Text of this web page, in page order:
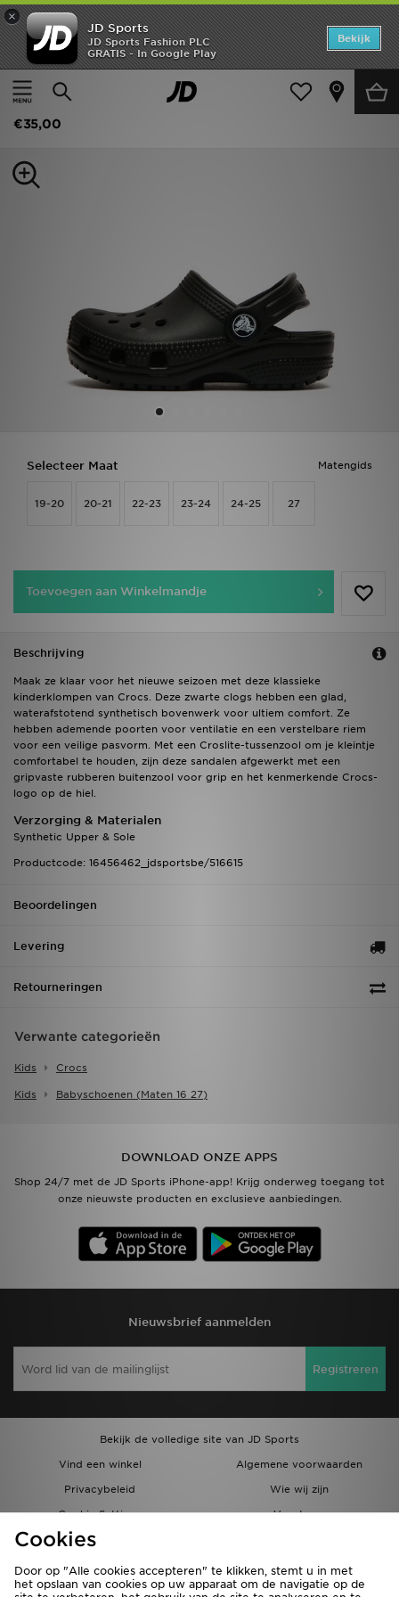
×
JD Sports
JD Sports Fashion PLC
GRATIS - In Google Play
Bekijk
Thuis
Kids Babyschoenen (Maten 16-27)
Crocs Classic Clog Baby
€35,00
Matengids
Selecteer Maat
19-20 20-21 22-23 23-24 24-25 27
Toevoegen aan Winkelmandje
Beschrijving
Maak ze klaar voor het nieuwe seizoen met deze klassieke
kinderklompen van Crocs. Deze zwarte clogs hebben een glad,
waterafstotend synthetisch bovenwerk voor ultiem comfort. Ze
hebben ademende poorten voor ventilatie en een verstelbare riem
voor een veilige pasvorm. Met een Croslite-tussenzool om je kleintje
comfortabel te houden, zijn deze sandalen afgewerkt met een
gripvaste rubberen buitenzool voor grip en het kenmerkende Crocs-
logo op de hiel.
Verzorging & Materialen
Synthetic Upper & Sole
Productcode: 16456462_jdsportsbe/516615
Beoordelingen
Levering
Retourneringen
Verwante categorieën
Kids Crocs
Kids Babyschoenen (maten 16 27)
DOWNLOAD ONZE APPS
Shop 24/7 met de JD Sports iPhone-app! Krijg onderweg toegang tot
onze nieuwste producten en exclusieve aanbiedingen.
Nieuwsbrief aanmelden
Registreren
Bekijk de volledige site van JD Sports
Vind een winkel
Algemene voorwaarden
Privacybeleid
Wie wij zijn
Cookie Settings
Vacatures
Bestellingen en Levering
Home
Offers
Dames
Cookies
Door op "Alle cookies accepteren" te klikken, stemt u in met
het opslaan van cookies op uw apparaat om de navigatie op de